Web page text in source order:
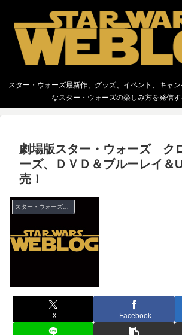
スター・ウォーズ最新作、グッズ、イベント、キャ
なスター・ウォーズの楽しみ方を発信す
劇場版スター・ウォーズ ク
ーズ、ＤＶＤ＆ブルーレイ＆
売！
X Facebook